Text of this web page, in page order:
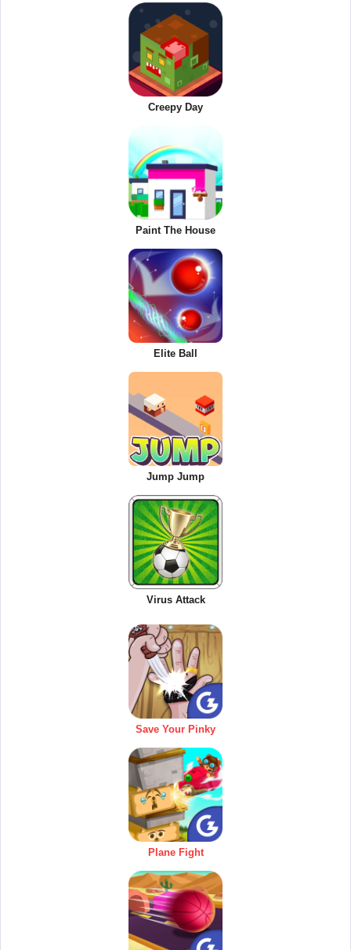
Creepy Day
Paint The House
Elite Ball
Jump Jump
Virus Attack
Save Your Pinky
Plane Fight